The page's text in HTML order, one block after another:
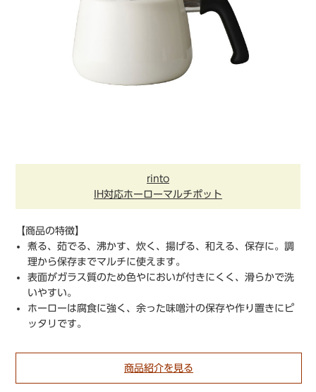
rinto
IH対応ホーローマルチポット
【商品の特徴】
煮る、茹でる、沸かす、炊く、揚げる、和える、保存に。調
理から保存までマルチに使えます。
表面がガラス質のため色やにおいが付きにくく、滑らかで洗
いやすい。
ホーローは腐食に強く、余った味噌汁の保存や作り置きにピ
ッタリです。
商品紹介を見る